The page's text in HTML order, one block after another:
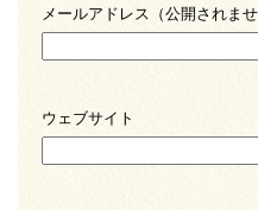
メールアドレス（公開されませ
ウェブサイト